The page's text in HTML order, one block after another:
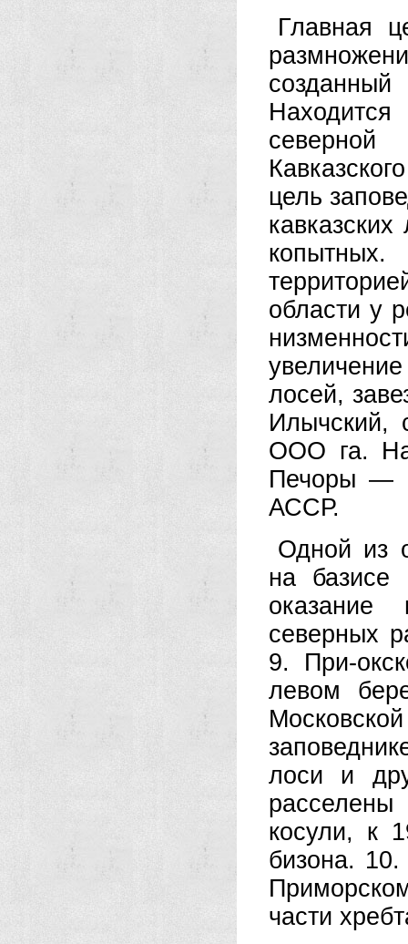
Главная
цель
области у
лосей,
Илычский,
ООО га.
Печоры —
АССР.
Одной из
на базисе
оказание
северных
9. При-
левом
лоси и
косули, к
бизона.
части